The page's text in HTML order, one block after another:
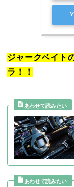
ジャークベイト
ラ！！